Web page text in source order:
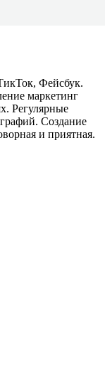
Фейсбук.
маркетинг
Регулярные
Создание
и приятная.